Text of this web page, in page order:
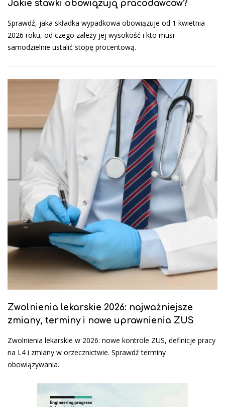
Jakie stawki obowiązują pracodawców?
Sprawdź, jaka składka wypadkowa obowiązuje od 1 kwietnia
2026 roku, od czego zależy jej wysokość i kto musi
samodzielnie ustalić stopę procentową.
Zwolnienia lekarskie 2026: najważniejsze
zmiany, terminy i nowe uprawnienia ZUS
Zwolnienia lekarskie w 2026: nowe kontrole ZUS, definicje pracy
na L4 i zmiany w orzecznictwie. Sprawdź terminy
obowiązywania.